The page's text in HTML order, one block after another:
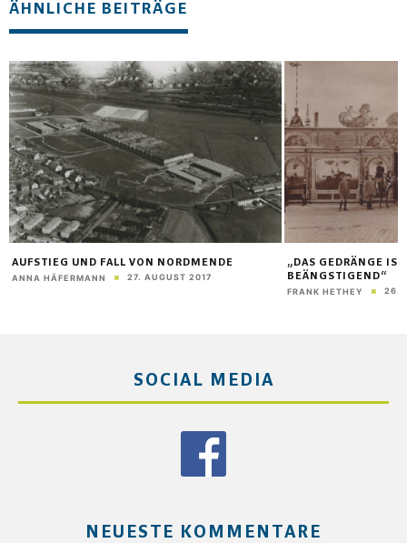
ÄHNLICHE BEITRÄGE
AUFSTIEG UND FALL VON NORDMENDE
ANNA HÄFERMANN 27. AUGUST 2017
„DAS GEDRÄNGE
BEÄNGSTIGEND“
FRANK HETHEY 26.
SOCIAL MEDIA
NEUESTE KOMMENTARE